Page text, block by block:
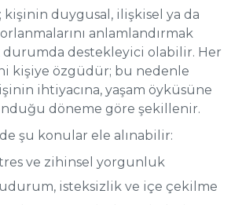
kişinin duygusal, ilişkisel ya da
anlamlandırmak
destekleyici olabilir. Her
kişiye özgüdür; bu nedenle
ihtiyacına, yaşam öyküsüne
döneme göre şekillenir.
şu konular ele alınabilir:
ve zihinsel yorgunluk
isteksizlik ve içe çekilme